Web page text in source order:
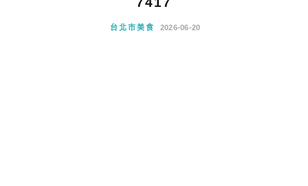
台北市美食 2026-06-20